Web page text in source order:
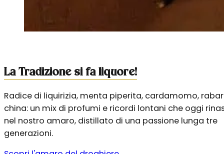
La Tradizione si fa liquore!
Radice di liquirizia, menta piperita, cardamomo,
china: un mix di profumi e ricordi lontani che oggi
nel nostro amaro, distillato di una passione lunga tre
generazioni.